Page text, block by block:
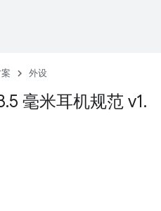
外设
.5 毫米耳机规范 v1.